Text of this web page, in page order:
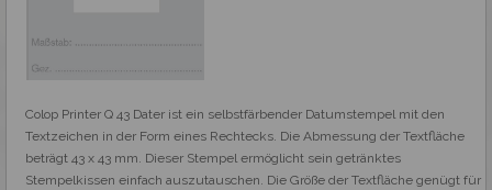
Colop Printer Q 43 Dater ist ein selbstfärbender Datumstempel mit den
Textzeichen in der Form eines Rechtecks. Die Abmessung der Textfläche
beträgt 43 x 43 mm. Dieser Stempel ermöglicht sein getränktes
Stempelkissen einfach auszutauschen. Die Größe der Textfläche genügt für